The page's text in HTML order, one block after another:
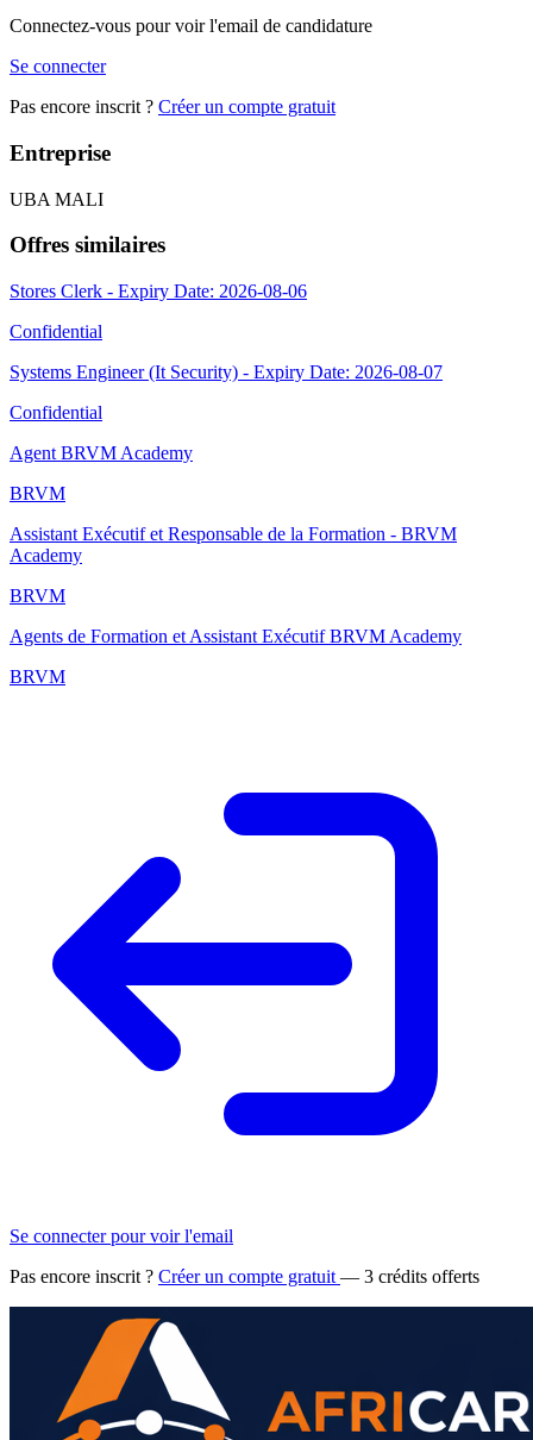
Connectez-vous pour voir l'email de candidature
Se connecter
Pas encore inscrit ? Créer un compte gratuit
Entreprise
UBA MALI
Offres similaires
Stores Clerk - Expiry Date: 2026-08-06
Confidential
Systems Engineer (It Security) - Expiry Date: 2026-08-07
Confidential
Agent BRVM Academy
BRVM
Assistant Exécutif et Responsable de la Formation - BRVM
Academy
BRVM
Agents de Formation et Assistant Exécutif BRVM Academy
BRVM
Se connecter pour voir l'email
Pas encore inscrit ? Créer un compte gratuit — 3 crédits offerts